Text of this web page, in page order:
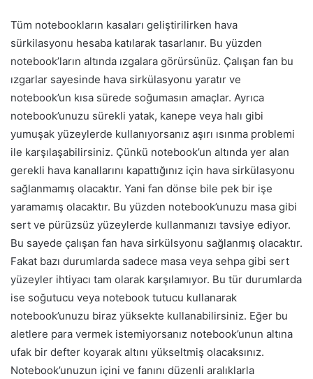
Tüm notebookların kasaları geliştirilirken hava
sürkilasyonu hesaba katılarak tasarlanır. Bu yüzden
notebook’ların altında ızgalara görürsünüz. Çalışan fan bu
ızgarlar sayesinde hava sirkülasyonu yaratır ve
notebook’un kısa sürede soğumasın amaçlar. Ayrıca
notebook’unuzu sürekli yatak, kanepe veya halı gibi
yumuşak yüzeylerde kullanıyorsanız aşırı ısınma problemi
ile karşılaşabilirsiniz. Çünkü notebook’un altında yer alan
gerekli hava kanallarını kapattığınız için hava sirkülasyonu
sağlanmamış olacaktır. Yani fan dönse bile pek bir işe
yaramamış olacaktır. Bu yüzden notebook’unuzu masa gibi
sert ve pürüzsüz yüzeylerde kullanmanızı tavsiye ediyor.
Bu sayede çalışan fan hava sirkülsyonu sağlanmış olacaktır.
Fakat bazı durumlarda sadece masa veya sehpa gibi sert
yüzeyler ihtiyacı tam olarak karşılamıyor. Bu tür durumlarda
ise soğutucu veya notebook tutucu kullanarak
notebook’unuzu biraz yüksekte kullanabilirsiniz. Eğer bu
aletlere para vermek istemiyorsanız notebook’unun altına
ufak bir defter koyarak altını yükseltmiş olacaksınız.
Notebook’unuzun içini ve fanını düzenli aralıklarla